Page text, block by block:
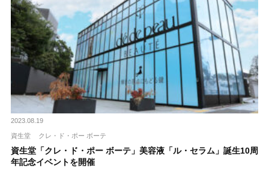
2023.08.19
資生堂 クレ・ド・ポー ボーテ
資生堂「クレ・ド・ポー ボーテ」美容液「ル・セラム」誕生10周
年記念イベントを開催